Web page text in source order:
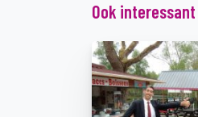
Ook interessant